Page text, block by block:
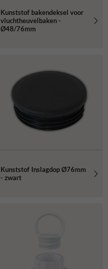
Kunststof bakendeksel voor
vluchtheuvelbaken -
Ø48/76mm
Kunststof Inslagdop Ø76mm
- zwart